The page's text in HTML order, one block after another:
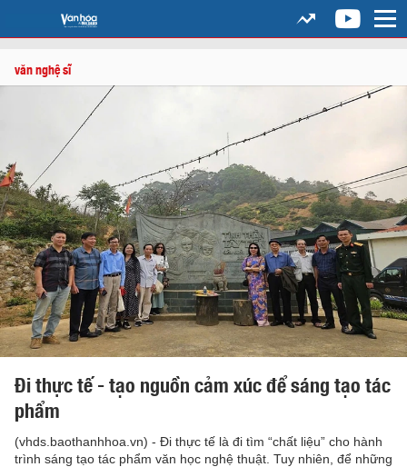
văn nghệ sĩ
Đi thực tế - tạo nguồn cảm xúc để sáng tạo tác
phẩm
(vhds.baothanhhoa.vn) - Đi thực tế là đi tìm “chất liệu” cho hành
trình sáng tạo tác phẩm văn học nghệ thuật. Tuy nhiên, để những